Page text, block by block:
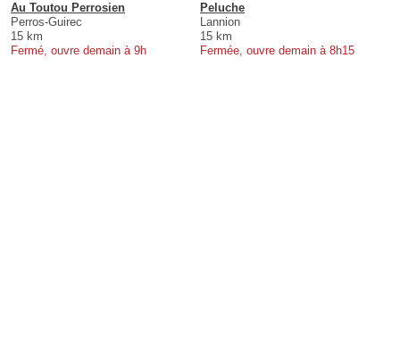
Au Toutou Perrosien
Perros-Guirec
15 km
Fermé, ouvre demain à 9h
Peluche
Lannion
15 km
Fermée, ouvre demain à 8h15